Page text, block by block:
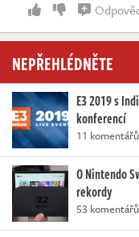
NEPŘEHLÉDNĚTE
E3 2019 s
konferencí
11 komentářů
O Nintendo
rekordy
53 komentářů